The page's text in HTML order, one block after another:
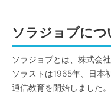
ソラジョブにつ
ソラジョブとは、株式会
ソラストは1965年、日本
通信教育を開始しました